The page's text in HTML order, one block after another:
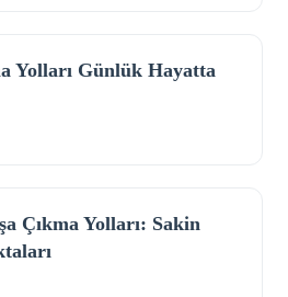
Yolları Günlük Hayatta
Çıkma Yolları: Sakin